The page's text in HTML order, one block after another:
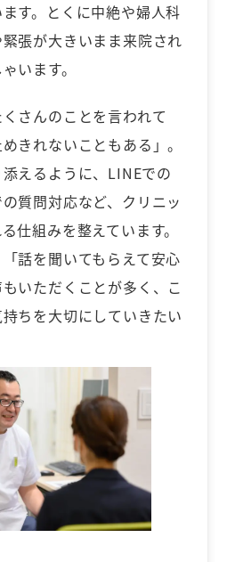
す。とくに中絶や婦人科
張が大きいまま来院され
います。
さんのことを言われて
きれないこともある」。
えるように、LINEでの
質問対応など、クリニッ
仕組みを整えています。
話を聞いてもらえて安心
いただくことが多く、こ
ちを大切にしていきたい